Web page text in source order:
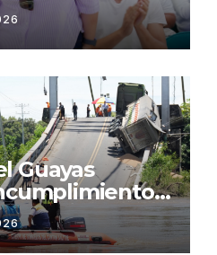
Niño:
capacita a
Guayas
CONORTE y